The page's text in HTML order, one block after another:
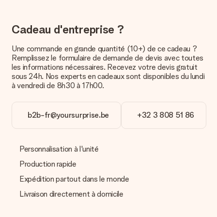
Quel est le délai de livraison ? Quand est-ce que mon
cadeau sera livré ?
Le délai de livraison est indiqué sur la page du produit choisi.
Quelles sont les options de livraison ?
Pour l’instant, il n’est pas (encore) possible de choisir une
option de livraison. Le cadeau commandé vous est envoyé par
la poste ou par transporteur. Si vous voulez savoir de quelle
contacter notre service client.
Comment puis-je régler ma commande ?
Nous proposons les formes de paiement suivantes : Paypal,
carte bancaire ou par virement bancaire. Comptez un délai de
3 jours supplémentaires pour la livraison de votre cadeau en
cas de paiement par virement bancaire.
Cadeau d'entreprise ?
Une commande en grande quantité (10+) de ce cadeau ?
Remplissez le formulaire de demande de devis avec toutes
les informations nécessaires. Recevez votre devis gratuit
sous 24h. Nos experts en cadeaux sont disponibles du lundi
à vendredi de 8h30 à 17h00.
b2b-fr@yoursurprise.be +32 3 808 51 86
Personnalisation à l'unité
Production rapide
Expédition partout dans le monde
Livraison directement à domicile